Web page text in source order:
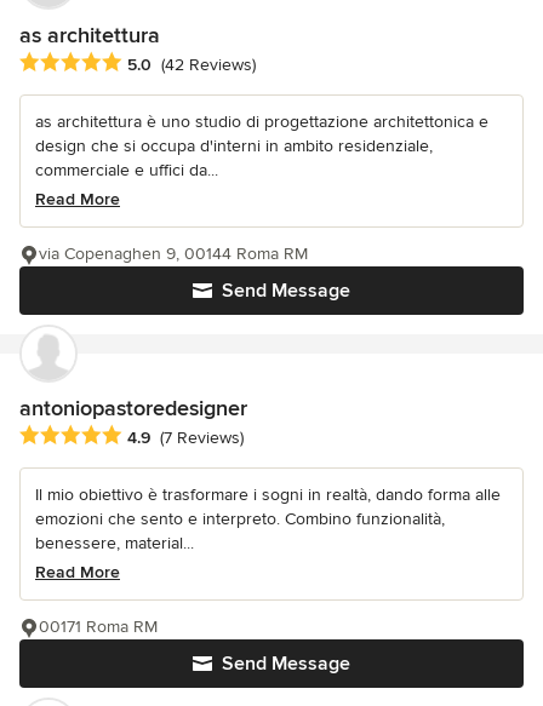
as architettura
Average rating: 5 out of 5 stars
5.0 (42 Reviews)
as architettura è uno studio di progettazione architettonica e
design che si occupa d'interni in ambito residenziale,
commerciale e uffici da...
Read More
Send Message
via Copenaghen 9, 00144 Roma RM
antoniopastoredesigner
Average rating: 4.9 out of 5 stars
4.9 (7 Reviews)
Il mio obiettivo è trasformare i sogni in realtà, dando forma alle
emozioni che sento e interpreto. Combino funzionalità,
benessere, material...
Read More
Send Message
00171 Roma RM